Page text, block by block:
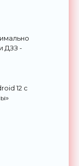
ДЗЗ -
12 с